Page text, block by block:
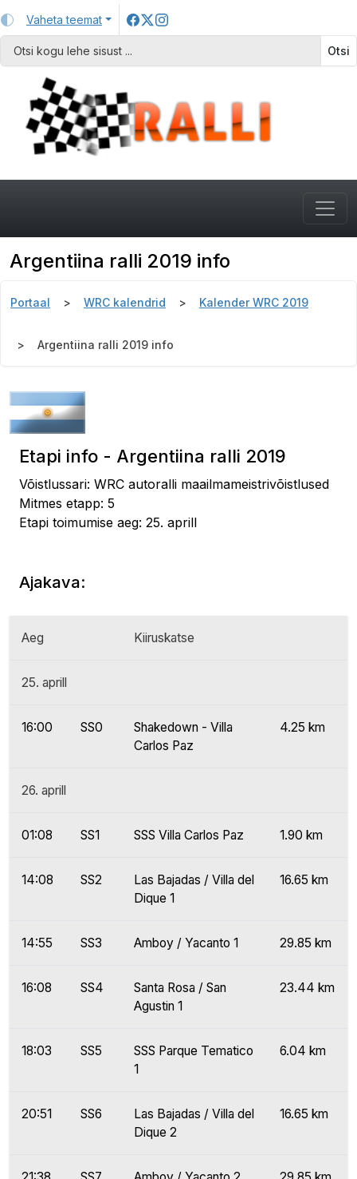
Vaheta teemat
Otsi
Argentiina ralli 2019 info
Portaal WRC kalendrid Kalender WRC 2019
Argentiina ralli 2019 info
Etapi info - Argentiina ralli 2019
Võistlussari: WRC autoralli maailmameistrivõistlused
Mitmes etapp: 5
Etapi toimumise aeg: 25. aprill
Ajakava:
Aeg Kiiruskatse
25. aprill
16:00 SS0
Shakedown - Villa
Carlos Paz
4.25 km
26. aprill
01:08 SS1 SSS Villa Carlos Paz 1.90 km
14:08 SS2
Las Bajadas / Villa del
Dique 1
16.65 km
14:55 SS3 Amboy / Yacanto 1 29.85 km
16:08 SS4
Santa Rosa / San
Agustin 1
23.44 km
18:03 SS5
SSS Parque Tematico
1
6.04 km
20:51 SS6
Las Bajadas / Villa del
Dique 2
16.65 km